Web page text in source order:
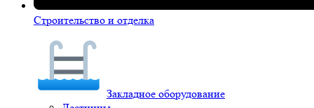
Строительство и отделка
Закладное оборудование